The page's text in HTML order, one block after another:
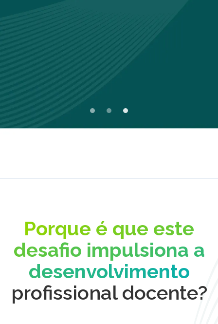
ambiente de concentración
que potencie el proceso
Porque é que este
desafio impulsiona a
desenvolvimento
profissional docente?